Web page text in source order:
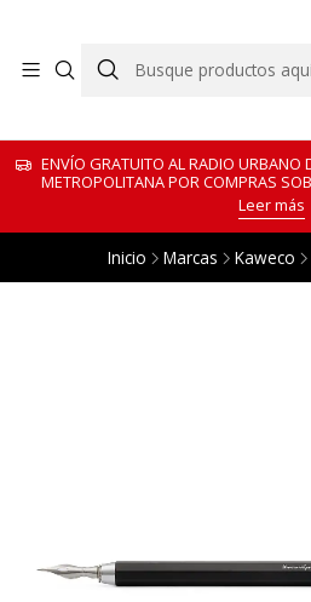
ENVÍO GRATUITO AL RADIO URBANO
METROPOLITANA POR COMPRAS
Leer más
Inicio Marcas Kaweco